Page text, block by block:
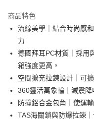
２．便利：只要手機號碼，簡
３．安心：先確認商品／服務
【「AFTEE先享後付」結帳流
１．於結帳方式選擇「AFTEE
結帳頁面，進行簡訊認證並確
３．收到繳費通知簡訊後14天
ATM／網路銀行／等多元方式
※ 請注意：結帳手續完成當下
購買商品的店家。未經商家同
後付繳納相關費用。
運送方式
【宅配】
每筆NT$90，滿NT$490(含
商品特色
流線美學｜結合時尚感
力
德國拜耳PC材質｜採用
箱強度更高。
空間擴充拉鍊設計｜可
360靈活萬象輪｜減震降
防撞鋁合金包角｜使運
TAS海關鎖與防爆拉鍊